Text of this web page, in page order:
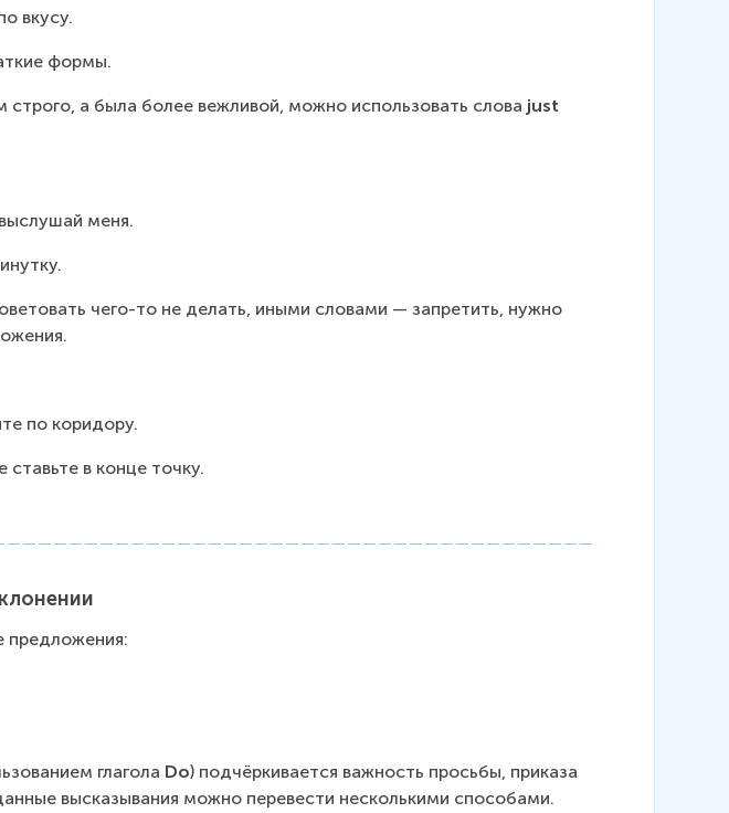
вкусу.
формы.
а была более вежливой, можно использовать слова just
меня.
чего-то не делать, иными словами — запретить, нужно
по коридору.
в конце точку.
глагола Do) подчёркивается важность просьбы, приказа
высказывания можно перевести несколькими способами.